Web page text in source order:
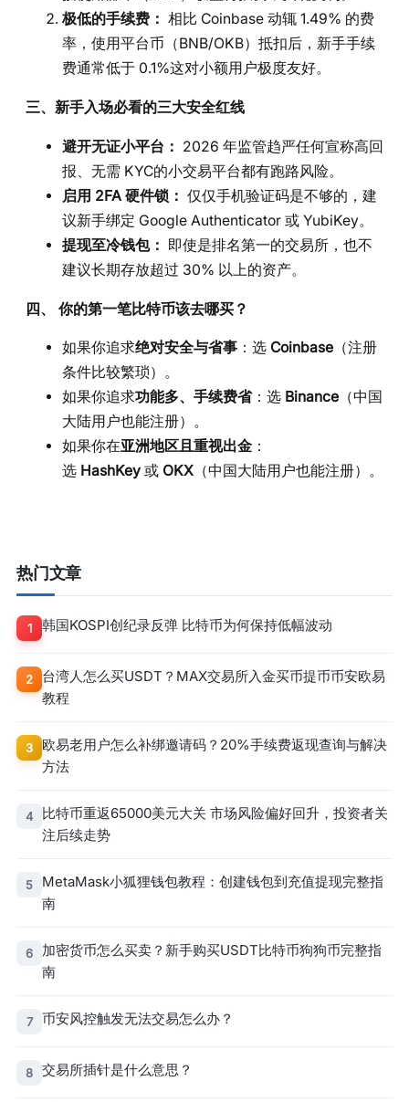
极低的手续费： 相比 Coinbase 动辄 1.49% 的费
率，使用平台币（BNB/OKB）抵扣后，新手手续
费通常低于 0.1%这对小额用户极度友好。
三、新手入场必看的三大安全红线
避开无证小平台： 2026 年监管趋严任何宣称高回
报、无需 KYC的小交易平台都有跑路风险。
启用 2FA 硬件锁： 仅仅手机验证码是不够的，建
议新手绑定 Google Authenticator 或 YubiKey。
提现至冷钱包： 即使是排名第一的交易所，也不
建议长期存放超过 30% 以上的资产。
四、 你的第一笔比特币该去哪买？
如果你追求绝对安全与省事 ：选 Coinbase （注册
条件比较繁琐）。
如果你追求功能多、手续费省：选 Binance （中国
大陆用户也能注册）。
如果你在亚洲地区且重视出金 ：
选 HashKey 或 OKX （中国大陆用户也能注册）。
热门文章
1 韩国KOSPI创纪录反弹 比特币为何保持低幅波动
2
台湾人怎么买USDT？MAX交易所入金买币提币币安欧易
教程
3
欧易老用户怎么补绑邀请码？20%手续费返现查询与解决
方法
4
比特币重返65000美元大关 市场风险偏好回升，投资者关
注后续走势
5
MetaMask小狐狸钱包教程：创建钱包到充值提现完整指
南
6
加密货币怎么买卖？新手购买USDT比特币狗狗币完整指
南
7 币安风控触发无法交易怎么办？
8 交易所插针是什么意思？